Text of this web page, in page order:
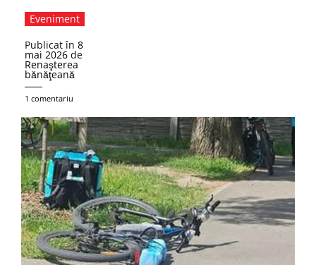
Eveniment
Publicat în 8
mai 2026 de
Renaşterea
bănăţeană
1 comentariu